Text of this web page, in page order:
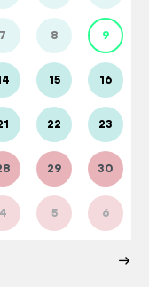
7 8 9
15 16
22 23
29 30
4 5 6